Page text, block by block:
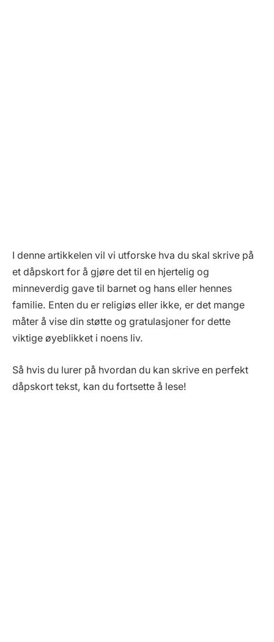
I denne artikkelen vil vi utforske hva du skal skrive på
et dåpskort for å gjøre det til en hjertelig og
minneverdig gave til barnet og hans eller hennes
familie. Enten du er religiøs eller ikke, er det mange
måter å vise din støtte og gratulasjoner for dette
viktige øyeblikket i noens liv.
Så hvis du lurer på hvordan du kan skrive en perfekt
dåpskort tekst, kan du fortsette å lese!